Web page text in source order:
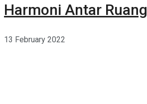
Harmoni Antar Ruang
13 February 2022